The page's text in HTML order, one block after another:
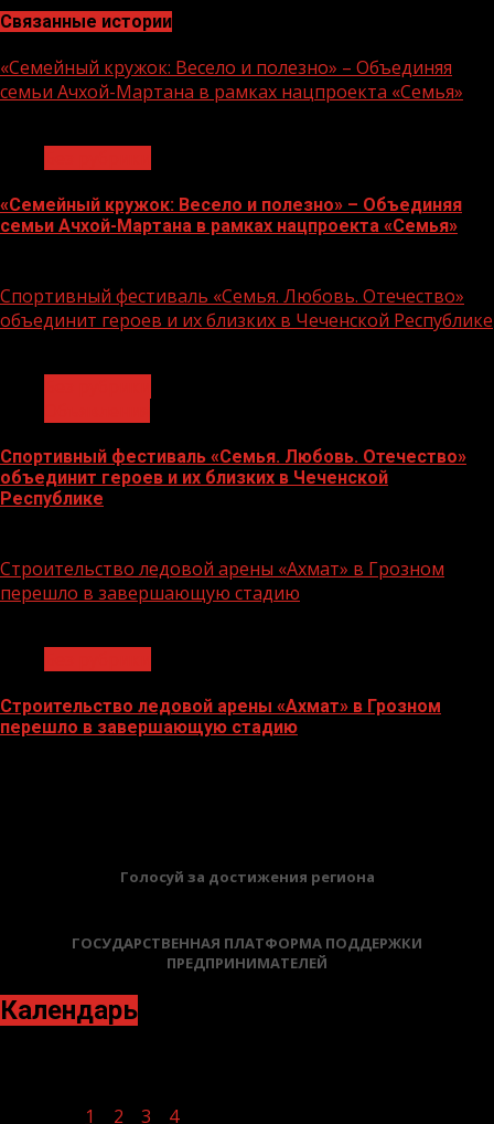
Связанные истории
«Семейный кружок: Весело и полезно» – Объединяя
семьи Ачхой-Мартана в рамках нацпроекта «Семья»
«Семейный кружок: Весело и полезно» – Объединяя
семьи Ачхой-Мартана в рамках нацпроекта «Семья»
Спортивный фестиваль «Семья. Любовь. Отечество»
объединит героев и их близких в Чеченской Республике
Спортивный фестиваль «Семья. Любовь. Отечество»
объединит героев и их близких в Чеченской
Республике
Строительство ледовой арены «Ахмат» в Грозном
перешло в завершающую стадию
Строительство ледовой арены «Ахмат» в Грозном
перешло в завершающую стадию
Голосуй за достижения региона
ГОСУДАРСТВЕННАЯ ПЛАТФОРМА ПОДДЕРЖКИ
ПРЕДПРИНИМАТЕЛЕЙ
Календарь
1
2 3
4